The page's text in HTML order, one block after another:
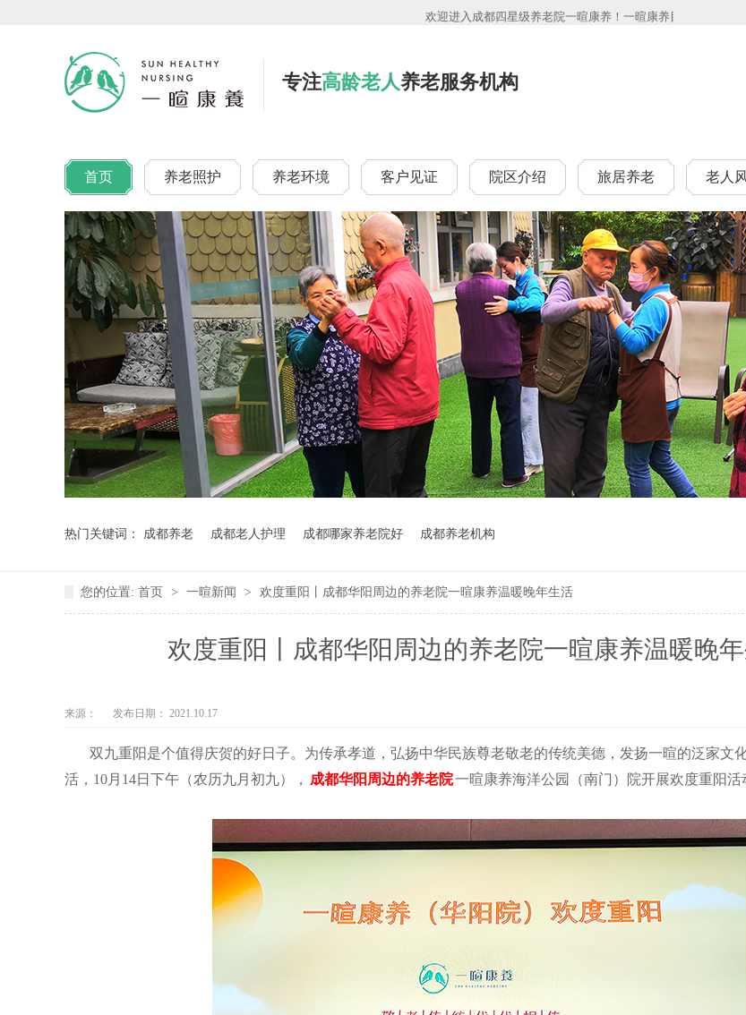
欢迎进入成都四星级养老院一暄康养！一暄康养目前在成都市
专注高龄老人养老服务机构
首页 养老照护 养老环境 客户见证 院区介绍 旅居养老 老人
热门关键词： 成都养老 成都老人护理 成都哪家养老院好 成都养老机构
您的位置: 首页 > 一暄新闻 > 欢度重阳丨成都华阳周边的养老院一暄康养温暖晚年生活
欢度重阳丨成都华阳周边的养老院一暄康养温暖晚
来源： 发布日期： 2021.10.17
双九重阳是个值得庆贺的好日子。为传承孝道，弘扬中华民族尊老敬老的传统美德，发扬一暄的泛家文
活，10月14日下午（农历九月初九）， 成都华阳周边的养老院一暄康养海洋公园（南门）院开展欢度重阳活